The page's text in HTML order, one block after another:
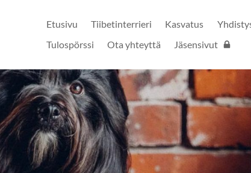
Etusivu Tiibetinterrieri Kasvatus
Tulospörssi
Ota yhteyttä Jäsensivut